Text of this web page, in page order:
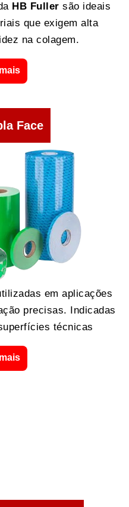
HB Fuller são ideais
que exigem alta
na colagem.
Face
em aplicações
precisas. Indicadas
técnicas